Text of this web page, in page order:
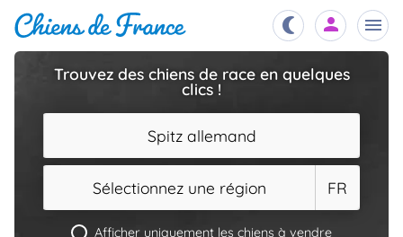
Trouvez des chiens de race en quelques
clics !
Spitz allemand
Sélectionnez une région FR
Afficher uniquement les chiens à vendre